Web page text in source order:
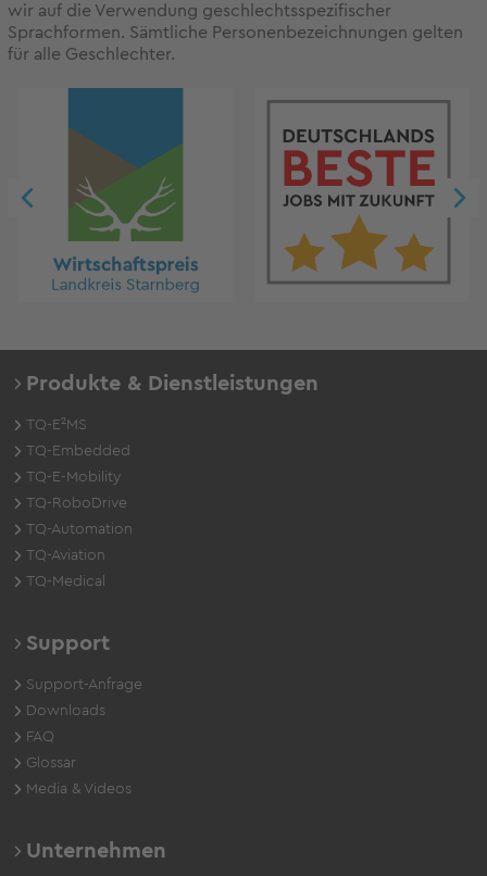
wir auf die Verwendung geschlechtsspezifischer
Sprachformen. Sämtliche Personenbezeichnungen gelten
für alle Geschlechter.
Produkte & Dienstleistungen
TQ-E²MS
TQ-Embedded
TQ-E-Mobility
TQ-RoboDrive
TQ-Automation
TQ-Aviation
TQ-Medical
Support
Support-Anfrage
Downloads
FAQ
Glossar
Media & Videos
Unternehmen